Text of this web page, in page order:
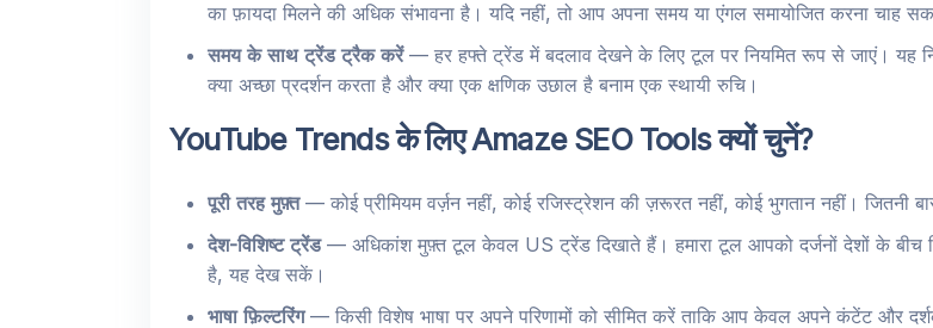
का फ़ायदा मिलने की अधिक संभावना है। यदि नहीं, तो आप अपना समय या एंगल समायोजित करना चाह
समय के साथ ट्रेंड ट्रैक करें— हर हफ्ते ट्रेंड में बदलाव देखने के लिए टूल पर नियमित रूप से जाएं। यह
क्या अच्छा प्रदर्शन करता है और क्या एक क्षणिक उछाल है बनाम एक स्थायी रुचि।
YouTube Trends के लिए Amaze SEO Tools क्यों चुनें?
पूरी तरह मुफ़्त— कोई प्रीमियम वर्ज़न नहीं, कोई रजिस्ट्रेशन की ज़रूरत नहीं, कोई भुगतान नहीं। जितनी
देश-विशिष्ट ट्रेंड— अधिकांश मुफ़्त टूल केवल US ट्रेंड दिखाते हैं। हमारा टूल आपको दर्जनों देशों के बीच
है, यह देख सकें।
भाषा फ़िल्टरिंग— किसी विशेष भाषा पर अपने परिणामों को सीमित करें ताकि आप केवल अपने कंटेंट और